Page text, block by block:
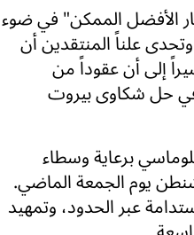
الأفضل الممكن" في ضوء
علناً المنتقدين أن
إلى أن عقوداً من
حل شكاوى بيروت
برعاية وسطاء
يوم الجمعة الماضي.
عبر الحدود، وتمهيد